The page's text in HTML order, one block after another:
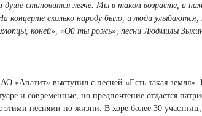
душе становится легче. Мы в таком возрасте, и
концерте сколько народу было, и люди
коней», «Ой ты рожь», песни Людмилы
«Апатит» выступил с песней «Есть такая
и современные, но предпочтение отдается
этими песнями по жизни. В хоре более 30